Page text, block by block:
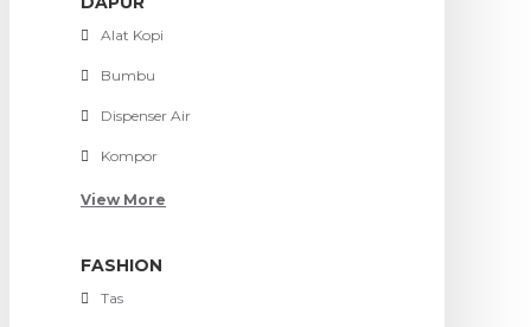
Alat Kopi
Bumbu
Dispenser Air
Kompor
View More
FASHION
Tas